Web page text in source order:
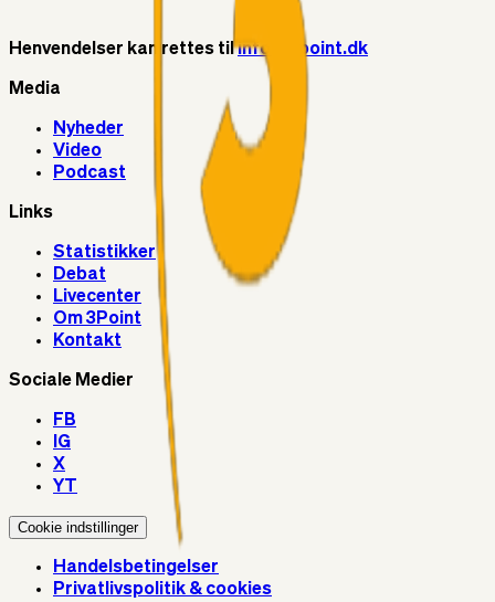
Henvendelser kan rettes tilinfo@3point.dk
Media
Nyheder
Video
Podcast
Links
Statistikker
Debat
Livecenter
Om 3Point
Kontakt
Sociale Medier
FB
IG
X
YT
Cookie indstillinger
Handelsbetingelser
Privatlivspolitik & cookies